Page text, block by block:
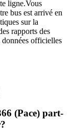
ligne.Vous
bus est arrivé en
sur la
rapports des
données officielles
(Pace) part-